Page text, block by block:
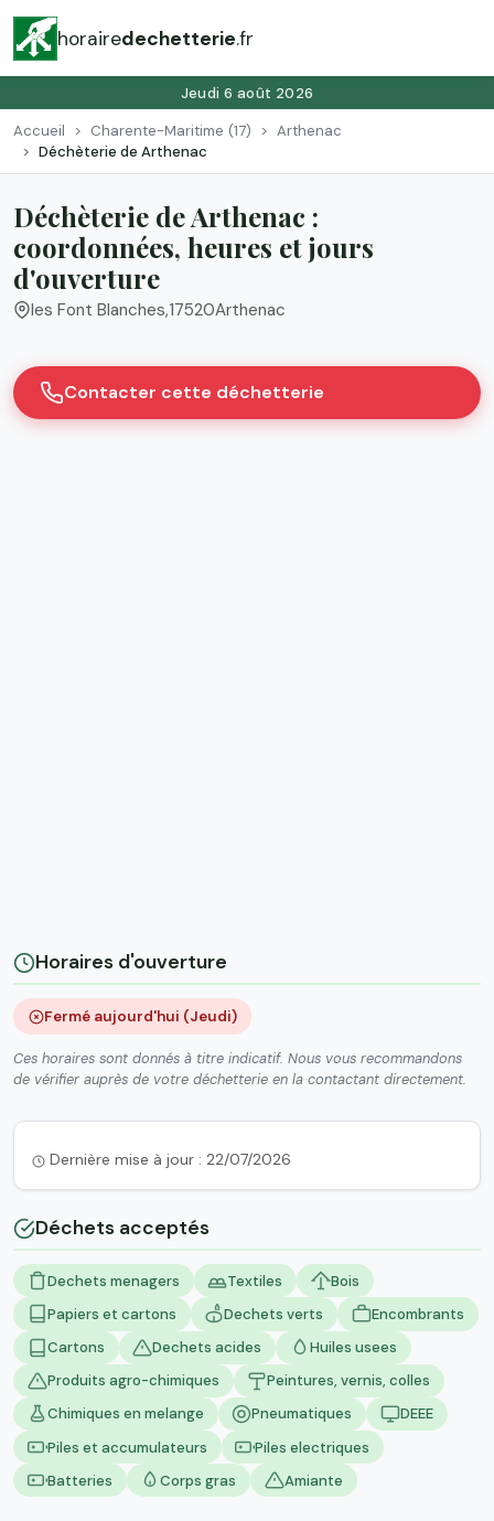
horairedechetterie.fr
Jeudi 6 août 2026
Accueil Charente-Maritime (17)
Arthenac
Déchèterie de Arthenac
Déchèterie de Arthenac :
coordonnées, heures et jours
d'ouverture
les Font Blanches,17520Arthenac
Contacter cette déchetterie
Horaires d'ouverture
Fermé aujourd'hui (Jeudi)
Ces horaires sont donnés à titre indicatif. Nous vous recommandons
de vérifier auprès de votre déchetterie en la contactant directement.
Dernière mise à jour : 22/07/2026
Déchets acceptés
Dechets menagers Textiles
Bois
Papiers et cartons
Dechets verts
Encombrants
Cartons
Dechets acides
Huiles usees
Produits agro-chimiques
Peintures, vernis, colles
Chimiques en melange
Pneumatiques
DEEE
Piles et accumulateurs
Piles electriques
Batteries
Corps gras Amiante